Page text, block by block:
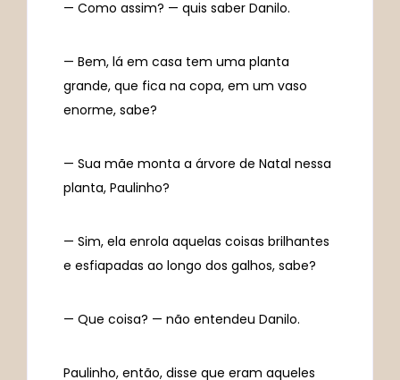
— Como assim? — quis saber Danilo.
— Bem, lá em casa tem uma planta
grande, que fica na copa, em um vaso
enorme, sabe?
— Sua mãe monta a árvore de Natal nessa
planta, Paulinho?
— Sim, ela enrola aquelas coisas brilhantes
e esfiapadas ao longo dos galhos, sabe?
— Que coisa? — não entendeu Danilo.
Paulinho, então, disse que eram aqueles